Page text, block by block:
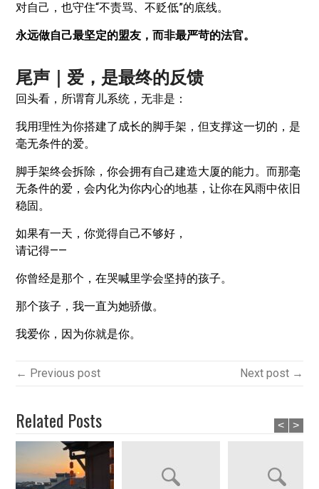
对自己，也守住“不责骂、不贬低”的底线。
永远做自己最坚定的盟友，而非最严苛的法官。
尾声｜爱，是最终的反馈
回头看，所谓育儿系统，无非是：
我用理性为你搭建了成长的脚手架，但支撑这一切的，是
毫无条件的爱。
脚手架终会拆除，你会拥有自己建造大厦的能力。而那毫
无条件的爱，会内化为你内心的地基，让你在风雨中依旧
稳固。
如果有一天，你觉得自己不够好，
请记得——
你曾经是那个，在哭喊里学会坚持的孩子。
那个孩子，我一直为她骄傲。
我爱你，因为你就是你。
← Previous post Next post →
Related Posts < >